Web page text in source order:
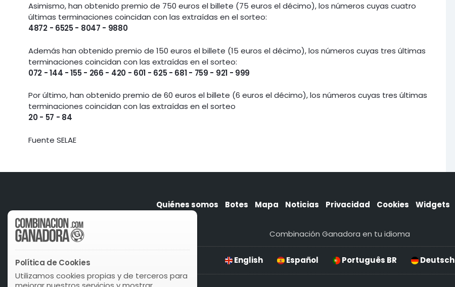
Asimismo, han obtenido premio de 750 euros el billete (75 euros el décimo), los números cuyas cuatro
últimas terminaciones coincidan con las extraídas en el sorteo:
4872 - 6525 - 8047 - 9880
Además han obtenido premio de 150 euros el billete (15 euros el décimo), los números cuyas tres últimas
terminaciones coincidan con las extraídas en el sorteo:
072 - 144 - 155 - 266 - 420 - 601 - 625 - 681 - 759 - 921 - 999
Por último, han obtenido premio de 60 euros el billete (6 euros el décimo), los números cuyas tres últimas
terminaciones coincidan con las extraídas en el sorteo
20 - 57 - 84
Fuente SELAE
Quiénes somos Botes Mapa Noticias Privacidad Cookies Widgets
Combinación Ganadora en tu idioma
English Español Português BR Deutsch
Política de Cookies
Utilizamos cookies propias y de terceros para